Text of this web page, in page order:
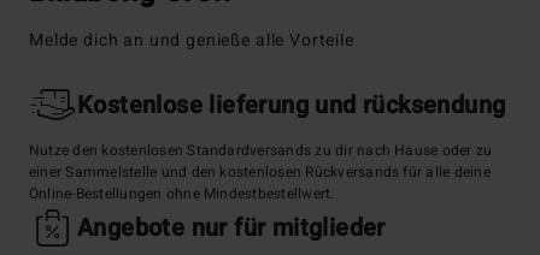
Melde dich an und genieße alle Vorteile
Kostenlose lieferung und rücksendung
Nutze den kostenlosen Standardversands zu dir nach Hause oder zu
einer Sammelstelle und den kostenlosen Rückversands für alle deine
Online-Bestellungen ohne Mindestbestellwert.
Angebote nur für mitglieder